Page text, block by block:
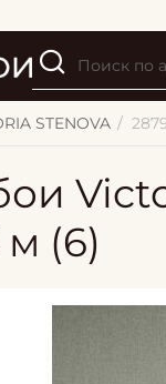
STENOVA /
м (6)